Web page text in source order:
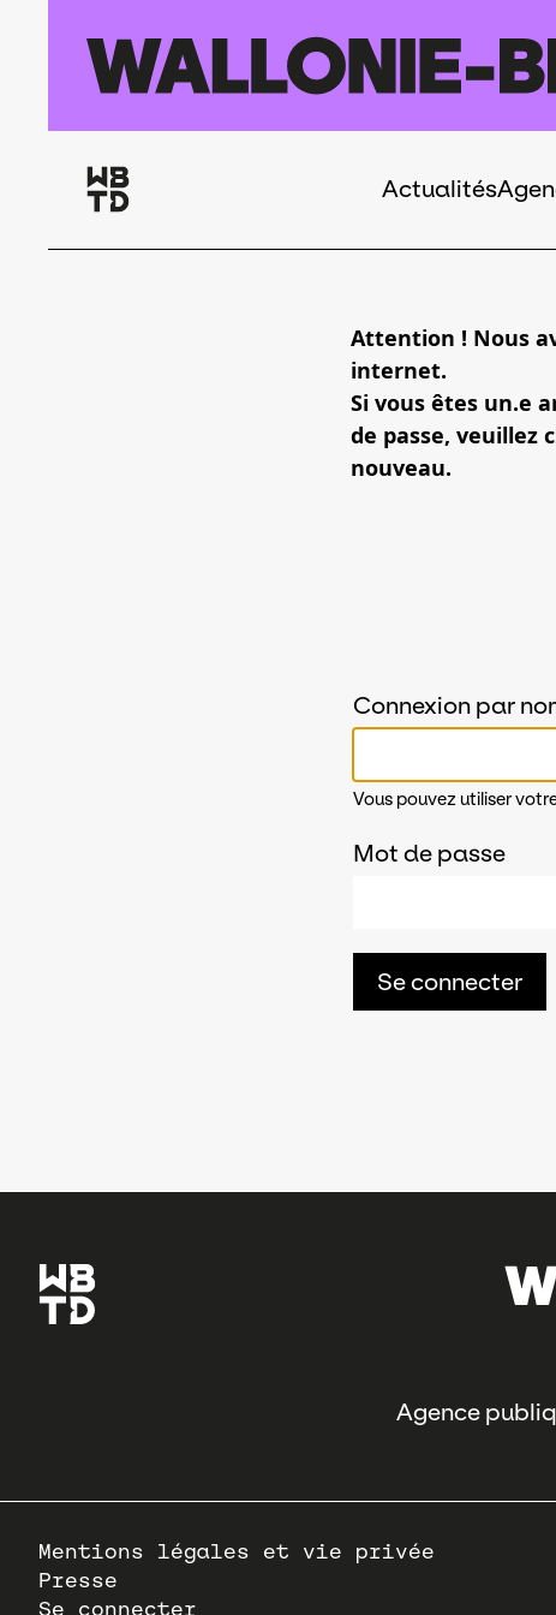
Navigation
Actualités
Attention ! Nous
internet.
Si vous êtes un.e
de passe, veuillez
nouveau.
Connexion par
Vous pouvez utiliser
Mot de passe
Agence
Pied
de
page
Mentions légales et vie privée
Presse
Se connecter